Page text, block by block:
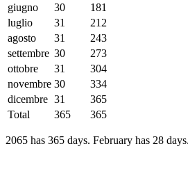
giugno
30
181
luglio
31
212
agosto
31
243
settembre 30
273
ottobre
31
304
novembre 30
334
dicembre 31
365
Total
365 365
2065 has 365 days. February has 28 days.